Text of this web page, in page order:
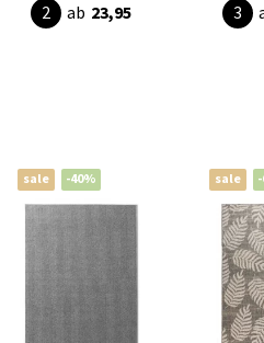
ab 23,95
sale -40% sale